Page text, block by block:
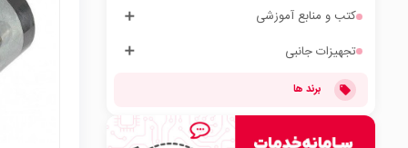
کتب و منابع آموزشی
تجهیزات جانبی
برند ها